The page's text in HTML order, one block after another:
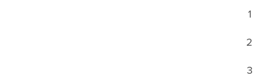
1
2
3